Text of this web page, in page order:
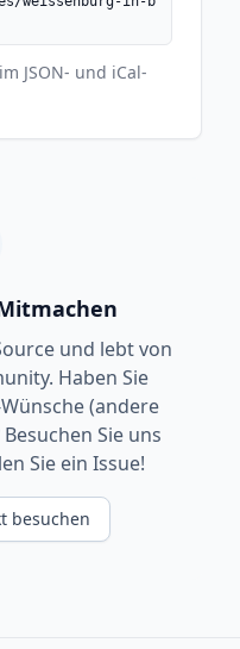
JSON- und iCal-
und lebt von
Haben Sie
(andere
Sie uns
Sie ein Issue!
besuchen